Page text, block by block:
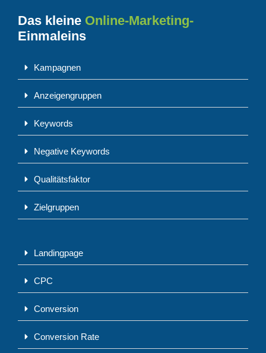
Das kleine Online-Marketing-
Einmaleins
Kampagnen
Anzeigengruppen
Keywords
Negative Keywords
Qualitätsfaktor
Zielgruppen
Landingpage
CPC
Conversion
Conversion Rate